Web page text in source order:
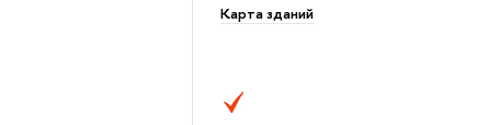
Карта зданий